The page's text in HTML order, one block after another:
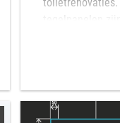
tegelpanelen